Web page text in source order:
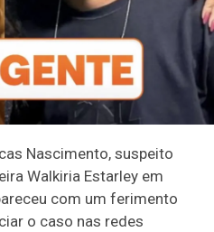
Nascimento, suspeito
Walkiria Estarley em
com um ferimento
o caso nas redes